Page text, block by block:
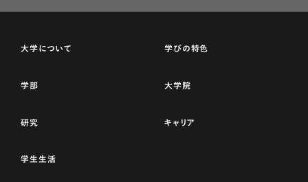
大学について 学びの特色
学部 大学院
研究 キャリア
学生生活